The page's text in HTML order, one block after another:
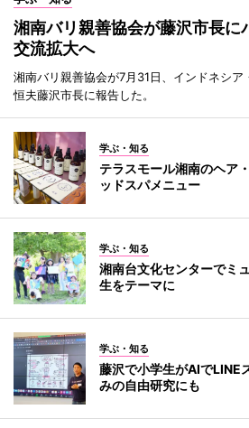
湘南バリ親善協会が藤沢市長
交流拡大へ
湘南バリ親善協会が7月31日、インドネシア
恒夫藤沢市長に報告した。
学ぶ・知る
テラスモール湘南のヘア
ッドスパメニュー
学ぶ・知る
湘南台文化センターでミ
生をテーマに
学ぶ・知る
藤沢で小学生がAIで
みの自由研究にも